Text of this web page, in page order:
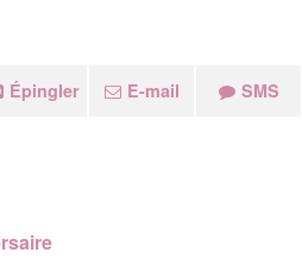
Épingler E-mail SMS